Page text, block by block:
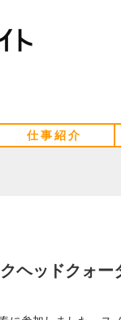
仕事紹介
ヘッドクォー